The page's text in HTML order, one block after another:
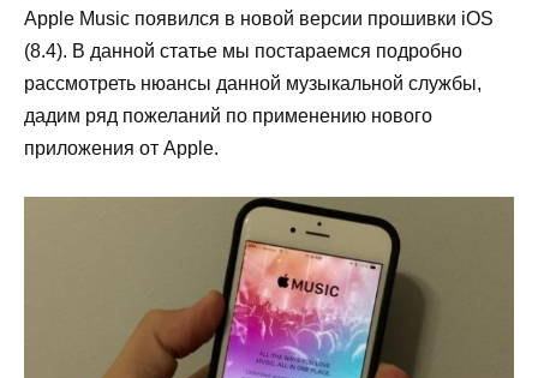
Apple Music появился в новой версии прошивки iOS
(8.4). В данной статье мы постараемся подробно
рассмотреть нюансы данной музыкальной службы,
дадим ряд пожеланий по применению нового
приложения от Apple.